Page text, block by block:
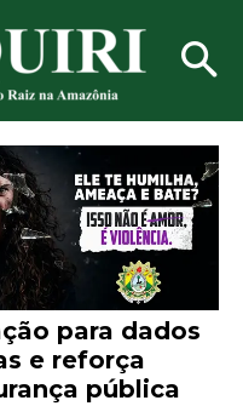
para dados
e reforça
pública